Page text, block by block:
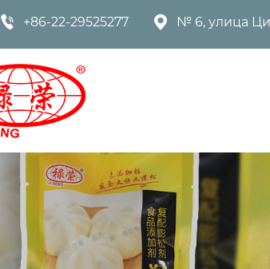
 +86-22-29525277  № 6, улица